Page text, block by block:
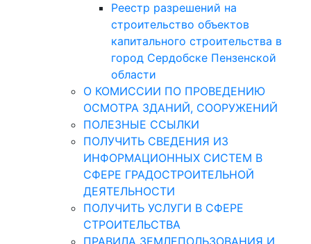
Реестр разрешений на
строительство объектов
капитального строительства в
город Сердобске Пензенской
области
О КОМИССИИ ПО ПРОВЕДЕНИЮ
ОСМОТРА ЗДАНИЙ, СООРУЖЕНИЙ
ПОЛЕЗНЫЕ ССЫЛКИ
ПОЛУЧИТЬ СВЕДЕНИЯ ИЗ
ИНФОРМАЦИОННЫХ СИСТЕМ В
СФЕРЕ ГРАДОСТРОИТЕЛЬНОЙ
ДЕЯТЕЛЬНОСТИ
ПОЛУЧИТЬ УСЛУГИ В СФЕРЕ
СТРОИТЕЛЬСТВА
ПРАВИЛА ЗЕМЛЕПОЛЬЗОВАНИЯ И